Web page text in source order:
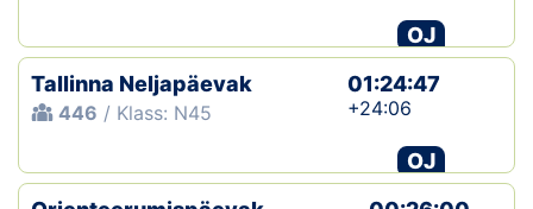
OJ
Tallinna Neljapäevak
446 / Klass: N45
01:24:47
+24:06
OJ